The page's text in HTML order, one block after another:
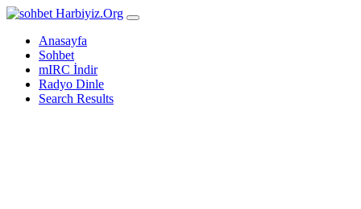
Harbiyiz.Org
Anasayfa
Sohbet
mIRC İndir
Radyo Dinle
Search Results